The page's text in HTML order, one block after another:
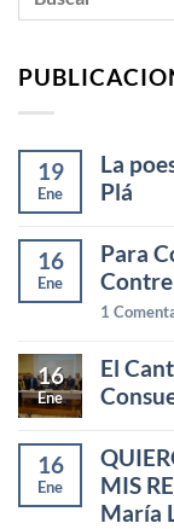
19
Ene
La
Plá
16
Ene
Para
1
16
Ene
El
16
Ene
MIS
María